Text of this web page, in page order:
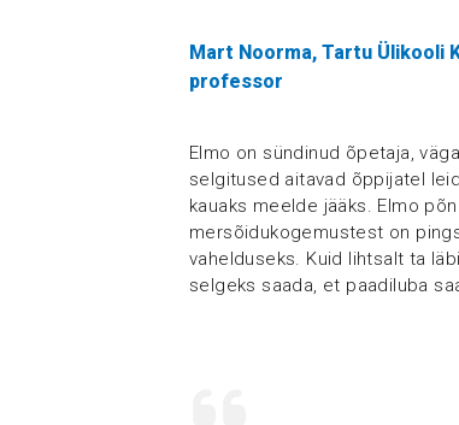
Mart Noorma, Tartu Ülikooli
professor
Elmo on sündinud õpetaja,
selgitused aitavad õppijatel
kauaks meelde jääks. Elmo
mersõidukogemustest on
vahelduseks. Kuid lihtsalt ta
selgeks saada, et paadiluba